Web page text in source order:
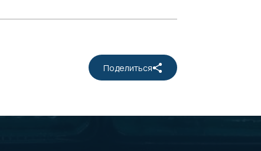
Поделиться